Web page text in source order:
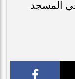
في المسجد